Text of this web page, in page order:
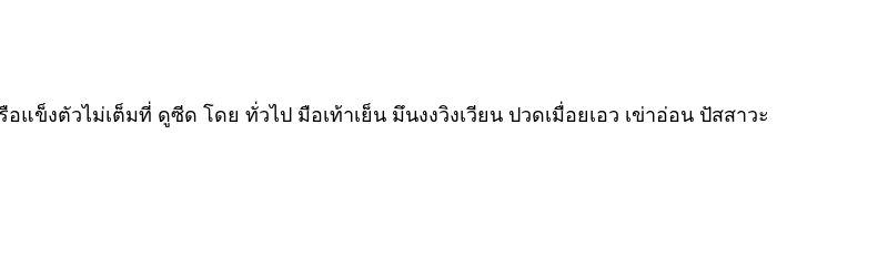
ข็งตัวไม่เต็มที่ ดูซีด โดย ทั่วไป มือเท้าเย็น มึนงงวิงเวียน ปวดเมื่อยเอว เข่าอ่อน ปัสสาวะ